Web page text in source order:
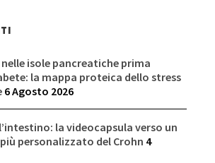
nelle isole pancreatiche prima
la mappa proteica dello stress
6 Agosto 2026
la videocapsula verso un
personalizzato del Crohn 4